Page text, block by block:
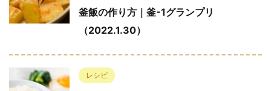
釜飯の作り方｜釜-1グランプリ
（2022.1.30）
レシピ